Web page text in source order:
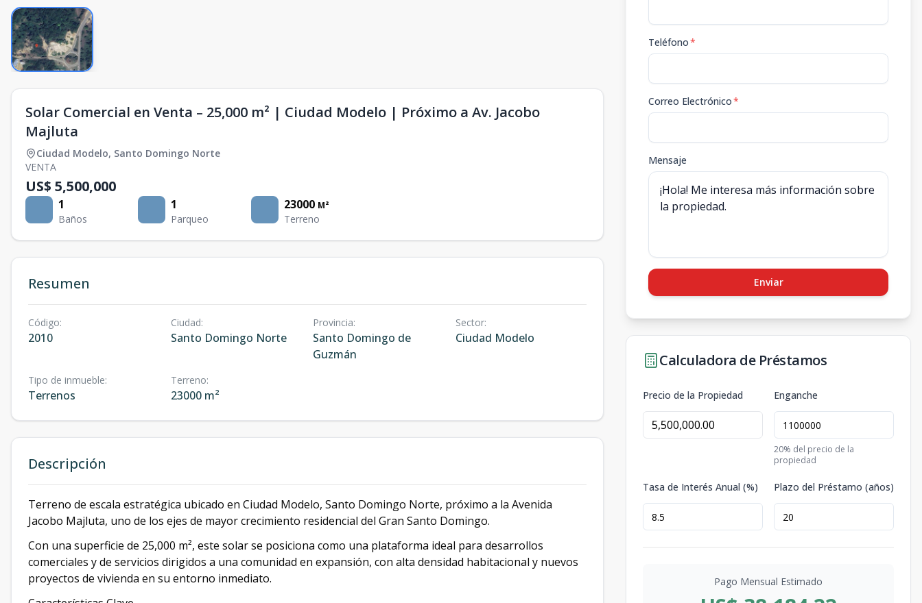
Solar Comercial en Venta – 25,000 m² | Ciudad Modelo | Próximo a Av. Jacobo
Majluta
Ciudad Modelo, Santo Domingo Norte
VENTA
US$ 5,500,000
1
Baños
1
Parqueo
23000 M²
Terreno
Resumen
Código:
2010
Ciudad:
Santo Domingo Norte
Provincia:
Santo Domingo de
Guzmán
Sector:
Ciudad Modelo
Tipo de inmueble:
Terrenos
Terreno:
23000 m²
Descripción
Terreno de escala estratégica ubicado en Ciudad Modelo, Santo Domingo Norte, próximo a la Avenida
Jacobo Majluta, uno de los ejes de mayor crecimiento residencial del Gran Santo Domingo.
Con una superficie de 25,000 m², este solar se posiciona como una plataforma ideal para desarrollos
comerciales y de servicios dirigidos a una comunidad en expansión, con alta densidad habitacional y nuevos
proyectos de vivienda en su entorno inmediato.
Teléfono*
Correo Electrónico*
Mensaje
Enviar
Calculadora de Préstamos
Precio de la Propiedad Enganche
20% del precio de la
propiedad
Tasa de Interés Anual (%) Plazo del Préstamo (años)
Pago Mensual Estimado